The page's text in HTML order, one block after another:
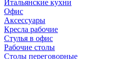
Итальянские кухни
Офис
Аксессуары
Кресла рабочие
Стулья в офис
Рабочие столы
Столы переговорные